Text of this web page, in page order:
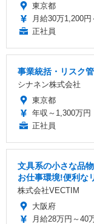
東京都
月給30万1,200円
正社員
事業統括・リスク
シナネン株式会社
東京都
年収～1,300万円
正社員
文具系の小さな品
お仕事環境!便利な
株式会社VECTIM
大阪府
月給28万円～40